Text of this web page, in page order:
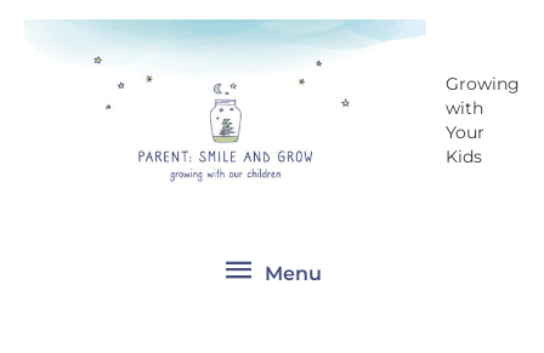
Growing
with
Your
Kids
Menu
Menu